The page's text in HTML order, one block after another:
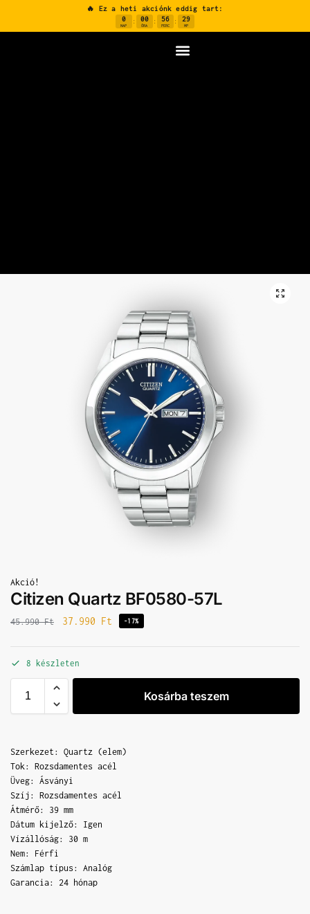
🔥 Ez a heti akciónk eddig tart:
0
NAP
: 00
ÓRA
: 56
PERC
: 28
MP
Akció!
Citizen Quartz BF0580-57L
45.990Ft 37.990 Ft -17%
8 készleten
Kosárba teszem
Szerkezet: Quartz (elem)
Tok: Rozsdamentes acél
Üveg: Ásványi
Szíj: Rozsdamentes acél
Átmérő: 39 mm
Dátum kijelző: Igen
Vízállóság: 30 m
Nem: Férfi
Számlap típus: Analóg
Garancia: 24 hónap